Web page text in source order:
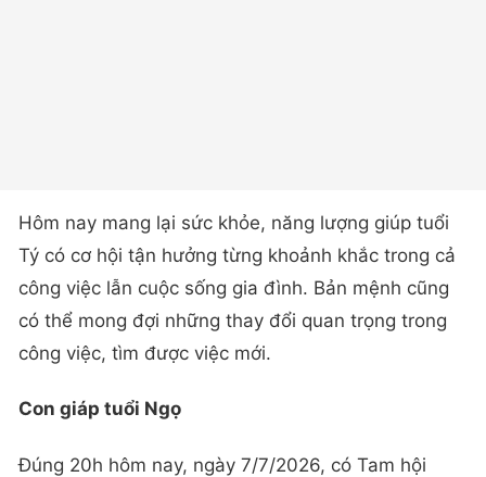
Hôm nay mang lại sức khỏe, năng lượng giúp tuổi
Tý có cơ hội tận hưởng từng khoảnh khắc trong cả
công việc lẫn cuộc sống gia đình. Bản mệnh cũng
có thể mong đợi những thay đổi quan trọng trong
công việc, tìm được việc mới.
Con giáp tuổi Ngọ
Đúng 20h hôm nay, ngày 7/7/2026, có Tam hội